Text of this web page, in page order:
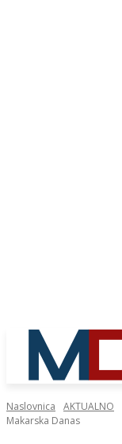
Naslovnica AKTUALNO
Makarska Danas